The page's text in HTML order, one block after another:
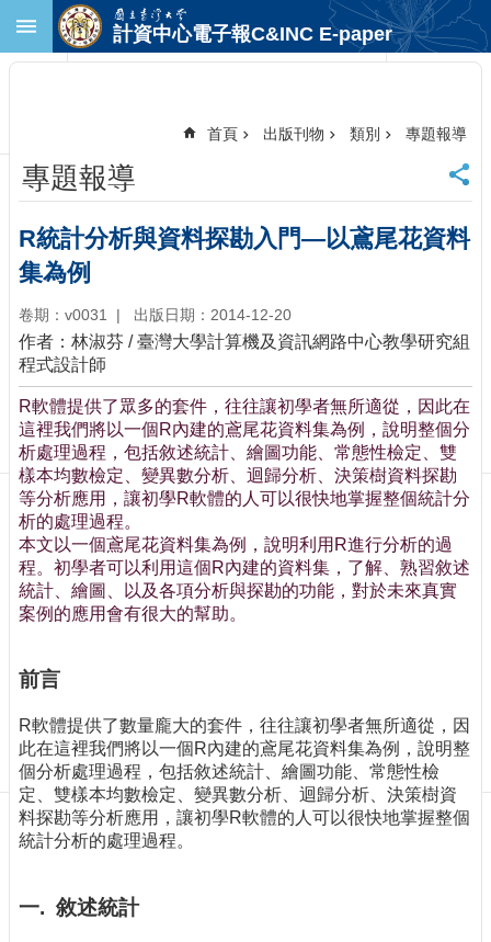
跳到主要內容區塊
首
頁
臺
大
首
計
中
首
頁
聯
絡
資
訊
訂
閱/
取
消
網
導
覽
最
新
消
息
關
計資中心電子報C&INC E-paper
首頁 出版刊物 類別 專題報導
專題報導
R統計分析與資料探勘入門—以鳶尾花資料
集為例
卷期：v0031 出版日期：2014-12-20
作者：林淑芬 / 臺灣大學計算機及資訊網路中心教學研究組
程式設計師
R軟體提供了眾多的套件，往往讓初學者無所適從，因此在
這裡我們將以一個R內建的鳶尾花資料集為例，說明整個分
析處理過程，包括敘述統計、繪圖功能、常態性檢定、雙
樣本均數檢定、變異數分析、迴歸分析、決策樹資料探勘
等分析應用，讓初學R軟體的人可以很快地掌握整個統計分
析的處理過程。
本文以一個鳶尾花資料集為例，說明利用R進行分析的過
程。初學者可以利用這個R內建的資料集，了解、熟習敘述
統計、繪圖、以及各項分析與探勘的功能，對於未來真實
案例的應用會有很大的幫助。
前言
R軟體提供了數量龐大的套件，往往讓初學者無所適從，因
此在這裡我們將以一個R內建的鳶尾花資料集為例，說明整
個分析處理過程，包括敘述統計、繪圖功能、常態性檢
定、雙樣本均數檢定、變異數分析、迴歸分析、決策樹資
料探勘等分析應用，讓初學R軟體的人可以很快地掌握整個
統計分析的處理過程。
一. 敘述統計